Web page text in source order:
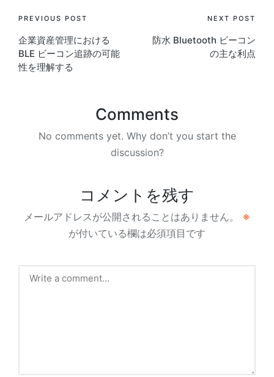
Post
navigation
PREVIOUS POST
企業資産管理における
BLE ビーコン追跡の可能
性を理解する
NEXT POST
防水 Bluetooth ビーコン
の主な利点
Comments
No comments yet. Why don’t you start the
discussion?
コメントを残す
メールアドレスが公開されることはありません。
※
が付いている欄は必須項目です